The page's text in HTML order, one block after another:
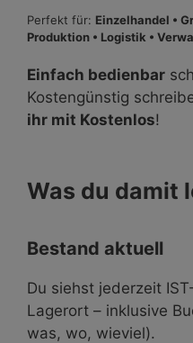
Perfekt für: Einzelhandel •
Produktion • Logistik •
Einfach bedienbar
Kostengünstig
ihr mit Kostenlos!
Was du damit
Bestand aktuell
Du siehst jederzeit
Lagerort – inklusive
was, wo, wieviel).